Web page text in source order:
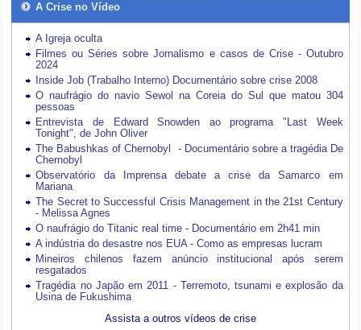
A Crise no Vídeo
A Igreja oculta
Filmes ou Séries sobre Jornalismo e casos de Crise - Outubro
2024
Inside Job (Trabalho Interno) Documentário sobre crise 2008
O naufrágio do navio Sewol na Coreia do Sul que matou 304
pessoas
Entrevista de Edward Snowden ao programa "Last Week
Tonight", de John Oliver
The Babushkas of Chernobyl - Documentário sobre a tragédia De
Chernobyl
Observatório da Imprensa debate a crise da Samarco em
Mariana
The Secret to Successful Crisis Management in the 21st Century
- Melissa Agnes
O naufrágio do Titanic real time - Documentário em 2h41 min
A indústria do desastre nos EUA - Como as empresas lucram
Mineiros chilenos fazem anúncio institucional após serem
resgatados
Tragédia no Japão em 2011 - Terremoto, tsunami e explosão da
Usina de Fukushima
Assista a outros vídeos de crise